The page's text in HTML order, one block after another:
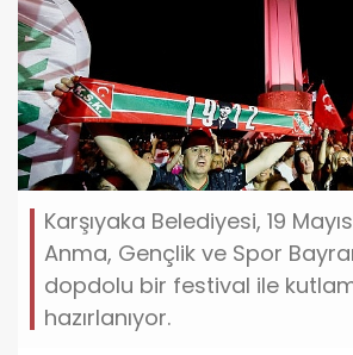
Karşıyaka Belediyesi, 19
Anma, Gençlik ve Spor
dopdolu bir festival ile
hazırlanıyor.